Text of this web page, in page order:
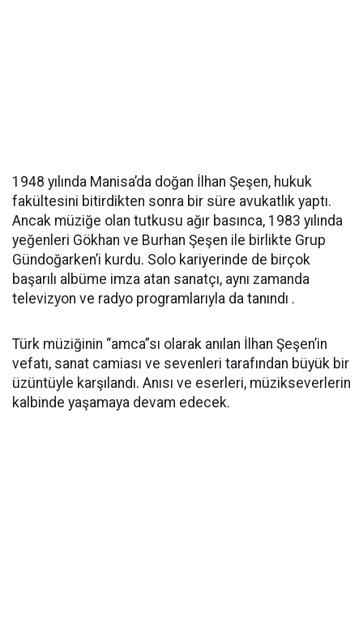
1948 yılında Manisa’da doğan İlhan Şeşen, hukuk
fakültesini bitirdikten sonra bir süre avukatlık yaptı.
Ancak müziğe olan tutkusu ağır basınca, 1983 yılında
yeğenleri Gökhan ve Burhan Şeşen ile birlikte Grup
Gündoğarken’i kurdu. Solo kariyerinde de birçok
başarılı albüme imza atan sanatçı, aynı zamanda
televizyon ve radyo programlarıyla da tanındı .
Türk müziğinin “amca”sı olarak anılan İlhan Şeşen’in
vefatı, sanat camiası ve sevenleri tarafından büyük bir
üzüntüyle karşılandı. Anısı ve eserleri, müzikseverlerin
kalbinde yaşamaya devam edecek.